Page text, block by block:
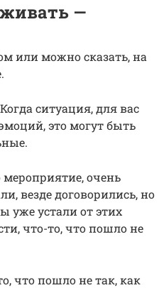
—
или можно сказать, на
ситуация, для вас
это могут быть
очень
везде договорились, но
уже устали от этих
что-то, что пошло не
что пошло не так, как